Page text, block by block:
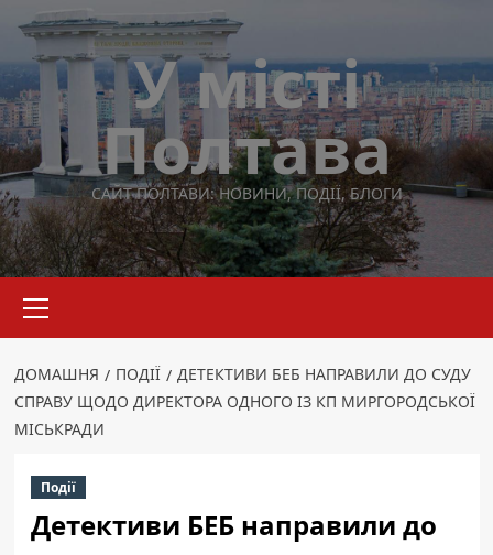
Перейти
вмісту
У місті
Полтава
САЙТ ПОЛТАВИ: НОВИНИ, ПОДІЇ, БЛОГИ
меню
ДОМАШНЯ ПОДІЇ
ДЕТЕКТИВИ БЕБ НАПРАВИЛИ ДО СУДУ
СПРАВУ ЩОДО ДИРЕКТОРА ОДНОГО ІЗ КП МИРГОРОДСЬКОЇ
МІСЬКРАДИ
Події
Детективи БЕБ направили до